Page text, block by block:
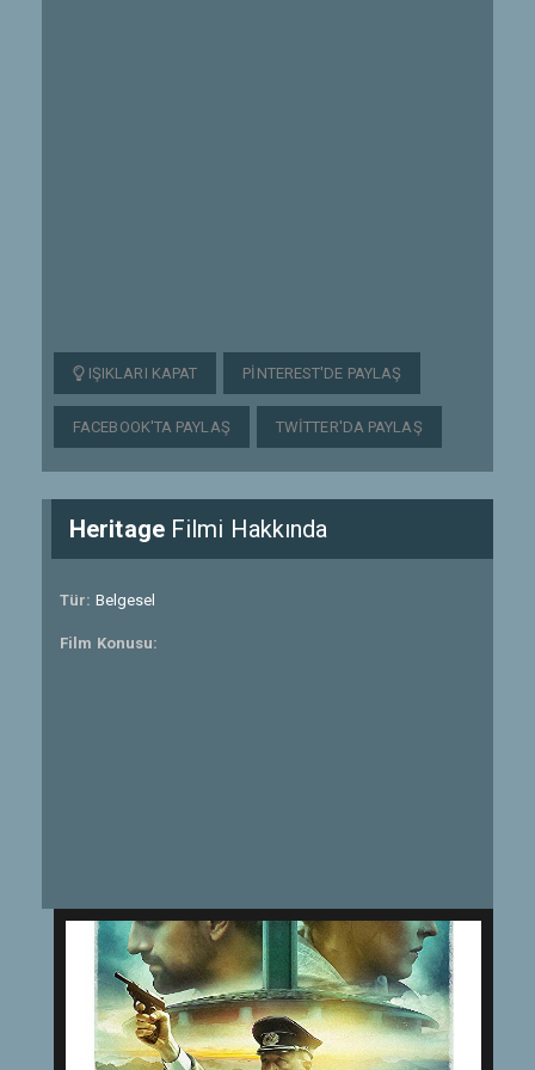
IŞIKLARI KAPAT PINTEREST'DE PAYLAŞ
FACEBOOK'TA PAYLAŞ TWITTER'DA PAYLAŞ
HeritageFilmi Hakkında
Tür: Belgesel
Film Konusu: